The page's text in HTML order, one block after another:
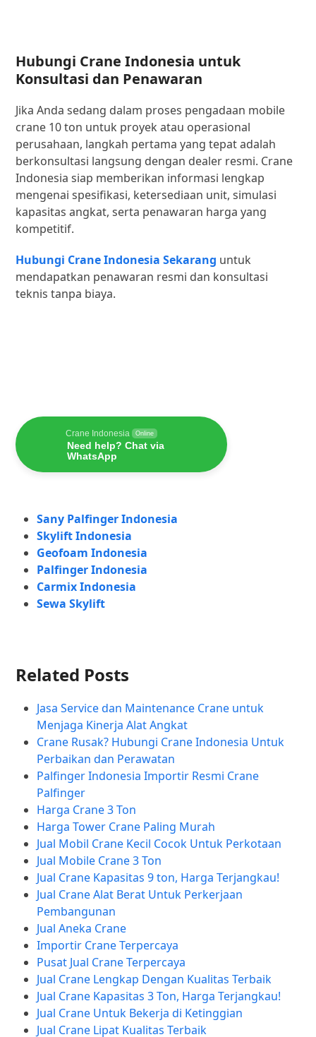
Hubungi Crane Indonesia untuk
Konsultasi dan Penawaran
Jika Anda sedang dalam proses pengadaan mobile
crane 10 ton untuk proyek atau operasional
perusahaan, langkah pertama yang tepat adalah
berkonsultasi langsung dengan dealer resmi. Crane
Indonesia siap memberikan informasi lengkap
mengenai spesifikasi, ketersediaan unit, simulasi
kapasitas angkat, serta penawaran harga yang
kompetitif.
Hubungi Crane Indonesia Sekarang untuk
mendapatkan penawaran resmi dan konsultasi
teknis tanpa biaya.
Crane Indonesia Online
Need help? Chat via
WhatsApp
Sany Palfinger Indonesia
Skylift Indonesia
Geofoam Indonesia
Palfinger Indonesia
Carmix Indonesia
Sewa Skylift
Related Posts
Jasa Service dan Maintenance Crane untuk
Menjaga Kinerja Alat Angkat
Crane Rusak? Hubungi Crane Indonesia Untuk
Perbaikan dan Perawatan
Palfinger Indonesia Importir Resmi Crane
Palfinger
Harga Crane 3 Ton
Harga Tower Crane Paling Murah
Jual Mobil Crane Kecil Cocok Untuk Perkotaan
Jual Mobile Crane 3 Ton
Jual Crane Kapasitas 9 ton, Harga Terjangkau!
Jual Crane Alat Berat Untuk Perkerjaan
Pembangunan
Jual Aneka Crane
Importir Crane Terpercaya
Pusat Jual Crane Terpercaya
Jual Crane Lengkap Dengan Kualitas Terbaik
Jual Crane Kapasitas 3 Ton, Harga Terjangkau!
Jual Crane Untuk Bekerja di Ketinggian
Jual Crane Lipat Kualitas Terbaik